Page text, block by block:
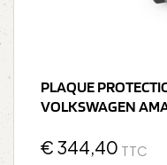
PLAQUE
VOLKSWAGEN
€ 344,40 TTC